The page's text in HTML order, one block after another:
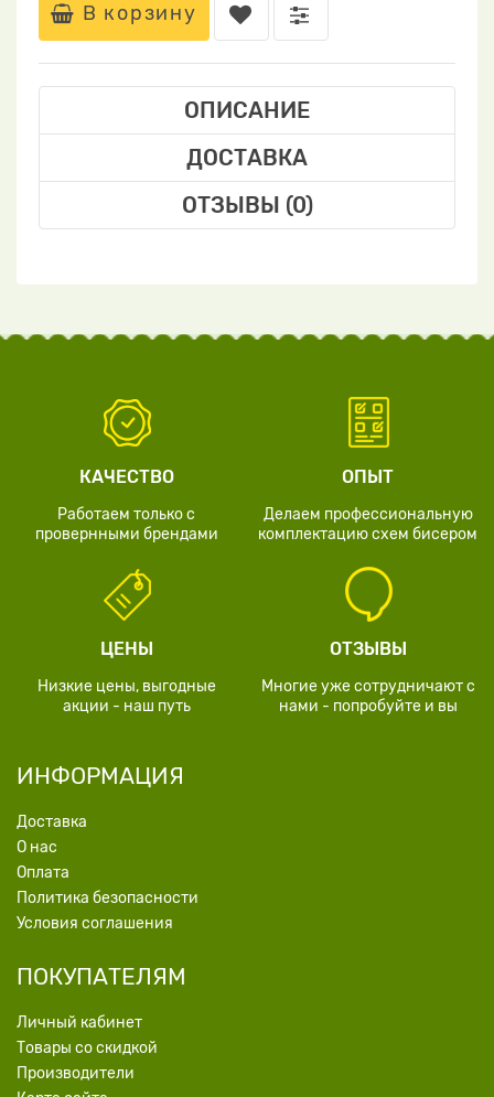
В корзину
ОПИСАНИЕ
ДОСТАВКА
ОТЗЫВЫ (0)
КАЧЕСТВО
Работаем только с
провернными брендами
ОПЫТ
Делаем профессиональную
комплектацию схем бисером
ЦЕНЫ
Низкие цены, выгодные
акции - наш путь
ОТЗЫВЫ
Многие уже сотрудничают с
нами - попробуйте и вы
ИНФОРМАЦИЯ
Доставка
О нас
Оплата
Политика безопасности
Условия соглашения
ПОКУПАТЕЛЯМ
Личный кабинет
Товары со скидкой
Производители